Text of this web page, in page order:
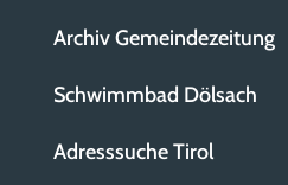
Archiv Gemeindezeitung
Schwimmbad Dölsach
Adresssuche Tirol